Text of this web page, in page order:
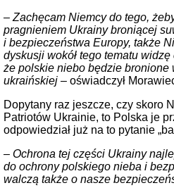
– Zachęcam Niemcy do tego,
pragnieniem Ukrainy broniącej
i bezpieczeństwa Europy, także
dyskusji wokół tego tematu widzę
że polskie niebo będzie bronione
ukraińskiej – oświadczył
Dopytany raz jeszcze, czy skoro
Patriotów Ukrainie, to Polska je
odpowiedział już na to pytanie
– Ochrona tej części Ukrainy
do ochrony polskiego nieba i
walczą także o nasze